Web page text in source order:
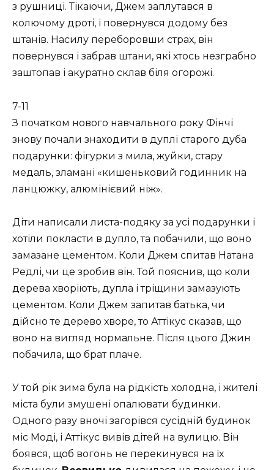
з рушниці. Тікаючи, Джем заплутався в
колючому дроті, і повернувся додому без
штанів. Насилу переборовши страх, він
повернувся і забрав штани, які хтось незграбно
заштопав і акуратно склав біля огорожі.
7-11
З початком нового навчального року Фінчі
знову почали знаходити в дуплі старого дуба
подарунки: фігурки з мила, жуйки, стару
медаль, зламані «кишеньковий годинник на
ланцюжку, алюмінієвий ніж».
Діти написали листа-подяку за усі подарунки і
хотіли покласти в дупло, та побачили, що воно
замазане цементом. Коли Джем спитав Натана
Редлі, чи це зробив він. Той пояснив, що коли
дерева хворіють, дупла і тріщини замазують
цементом. Коли Джем запитав батька, чи
дійсно те дерево хворе, то Аттікус сказав, що
воно на вигляд нормальне. Після цього Джин
побачила, що брат плаче.
У той рік зима була на рідкість холодна, і жителі
міста були змушені опалювати будинки.
Одного разу вночі загорівся сусідній будинок
міс Моді, і Аттікус вивів дітей на вулицю. Він
боявся, щоб вогонь не перекинувся на їх